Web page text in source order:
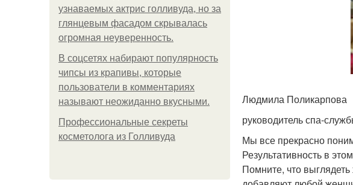
узнаваемых актрис голливуда, но за
глянцевым фасадом скрывалась
огромная неуверенность.
В соцсетях набирают популярность
чипсы из крапивы, которые
пользователи в комментариях
называют неожиданно вкусными.
Профессиональные секреты
косметолога из Голливуда
Людмила Поликарпова
руководитель спа-
Мы все прекрасно
Результативность в
Помните, что